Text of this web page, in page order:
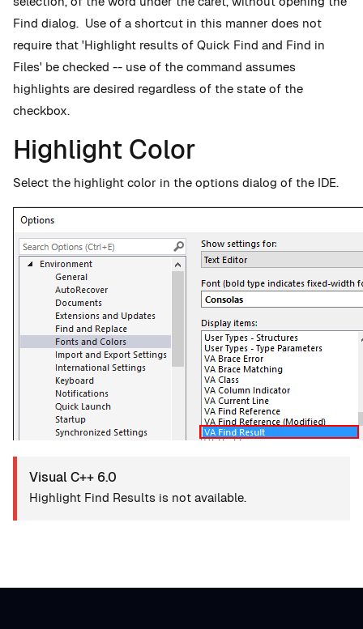
Find dialog. Use of a shortcut in this manner does not
require that 'Highlight results of Quick Find and Find in
Files' be checked -- use of the command assumes
highlights are desired regardless of the state of the
checkbox.
Highlight Color
Select the highlight color in the options dialog of the IDE.
Visual C++ 6.0
Highlight Find Results is not available.